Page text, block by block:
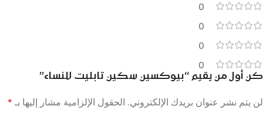
0
0
0
0
كن أول من يقيم “بيوكسين سكين تابليت للنساء”
لن يتم نشر عنوان بريدك الإلكتروني. الحقول الإلزامية مشار إليها بـ *